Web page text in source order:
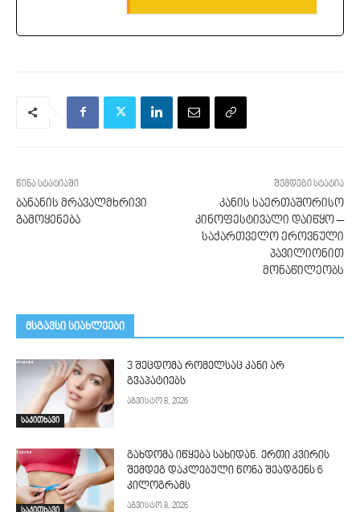
წინა სტატიაში
ბანანის მრავალმხრივი
გამოყენება
შემდეგი სტატია
კანის საერთაშორისო
კინოფესტივალი დაიწყო –
საქართველო ეროვნული
პავილიონით
მონაწილეობს
მსგავსი სიახლეები
საკითხავი
3 შეცდომა რომელსაც კანი არ
გვაპატიებს
აგვისტო 8, 2026
გახდომა იწყება სახიდან. ერთი კვირის
შემდეგ დაკლებული წონა შეადგენს 6
კილოგრამს
აგვისტო 8, 2026